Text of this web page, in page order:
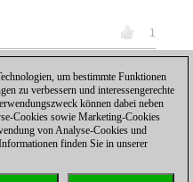
1
um bestimmte Funktionen
zu verbessern und interessengerechte
können dabei neben
Cookies sowie Marketing-Cookies
von Analyse-Cookies und
finden Sie in unserer